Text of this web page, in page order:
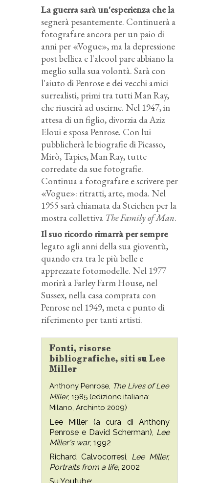
La guerra sarà un'esperienza che la
segnerà pesantemente. Continuerà a
fotografare ancora per un paio di
anni per «Vogue», ma la depressione
post bellica e l'alcool pare abbiano la
meglio sulla sua volontà. Sarà con
l'aiuto di Penrose e dei vecchi amici
surrealisti, primi tra tutti Man Ray,
che riuscirà ad uscirne. Nel 1947, in
attesa di un figlio, divorzia da Aziz
Eloui e sposa Penrose. Con lui
pubblicherà le biografie di Picasso,
Mirò, Tapies, Man Ray, tutte
corredate da sue fotografie.
Continua a fotografare e scrivere per
«Vogue»: ritratti, arte, moda. Nel
1955 sarà chiamata da Steichen per la
mostra collettiva The Family of Man.
Il suo ricordo rimarrà per sempre
legato agli anni della sua gioventù,
quando era tra le più belle e
apprezzate fotomodelle. Nel 1977
morirà a Farley Farm House, nel
Sussex, nella casa comprata con
Penrose nel 1949, meta e punto di
riferimento per tanti artisti.
Fonti, risorse
bibliografiche, siti su Lee
Miller
Anthony Penrose, The Lives of Lee
Miller, 1985 (edizione italiana:
Milano, Archinto 2009)
Lee Miller (a cura di Anthony
Penrose e David Scherman), Lee
Miller's war, 1992
Richard Calvocorresi, Lee Miller,
Portraits from a life, 2002
Su Youtube: